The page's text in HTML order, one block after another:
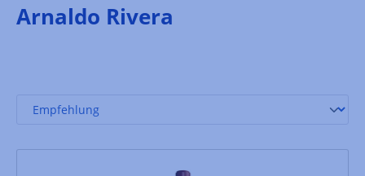
Arnaldo Rivera